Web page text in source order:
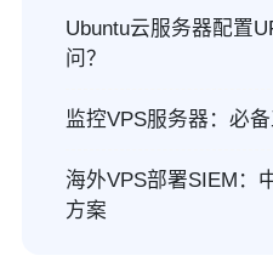
Ubuntu云服务器配置
问？
监控VPS服务器：必
海外VPS部署SIEM：
方案